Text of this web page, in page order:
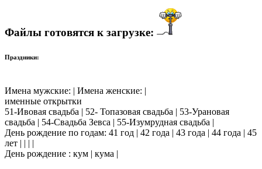
Файлы готовятся к загрузке:
Праздники:
Имена мужские: | Имена женские: |
именные открытки
51-Ивовая свадьба | 52- Топазовая свадьба | 53-Урановая
свадьба | 54-Свадьба Зевса | 55-Изумрудная свадьба |
День рождение по годам: 41 год | 42 года | 43 года | 44 года | 45
лет | | | |
День рождение : кум | кума |